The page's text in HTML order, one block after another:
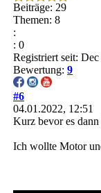
Beiträge: 29
Themen: 8
:
: 0
Registriert seit: Dec
Bewertung: 9
#6
04.01.2022, 12:51
Kurz bevor es
Ich wollte Motor